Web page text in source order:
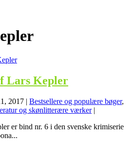
Lars Kepler
2017 | Bestsellere og populære bøger,
og skønlitterære værker|
er bind nr. 6 i den svenske krimiserie